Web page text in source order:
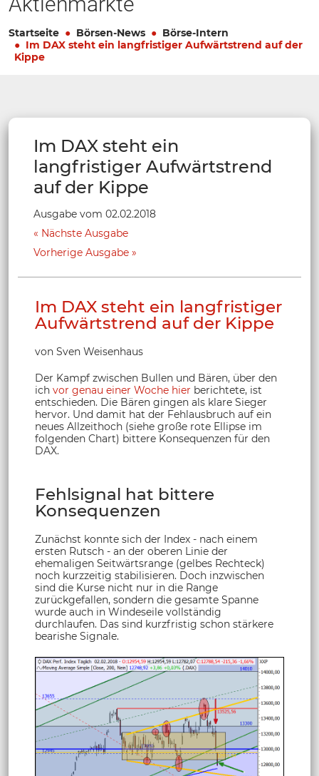
Startseite Börsen-News
Börse-Intern
Im DAX steht ein langfristiger Aufwärtstrend auf der
Kippe
Im DAX steht ein
langfristiger Aufwärtstrend
auf der Kippe
Ausgabe vom 02.02.2018
Nächste Ausgabe
Vorherige Ausgabe
Im DAX steht ein langfristiger
Aufwärtstrend auf der Kippe
von Sven Weisenhaus
Der Kampf zwischen Bullen und Bären, über den
ich vor genau einer Woche hier berichtete, ist
entschieden. Die Bären gingen als klare Sieger
hervor. Und damit hat der Fehlausbruch auf ein
neues Allzeithoch (siehe große rote Ellipse im
folgenden Chart) bittere Konsequenzen für den
DAX.
Fehlsignal hat bittere
Konsequenzen
Zunächst konnte sich der Index - nach einem
ersten Rutsch - an der oberen Linie der
ehemaligen Seitwärtsrange (gelbes Rechteck)
noch kurzzeitig stabilisieren. Doch inzwischen
sind die Kurse nicht nur in die Range
zurückgefallen, sondern die gesamte Spanne
wurde auch in Windeseile vollständig
durchlaufen. Das sind kurzfristig schon stärkere
bearishe Signale.